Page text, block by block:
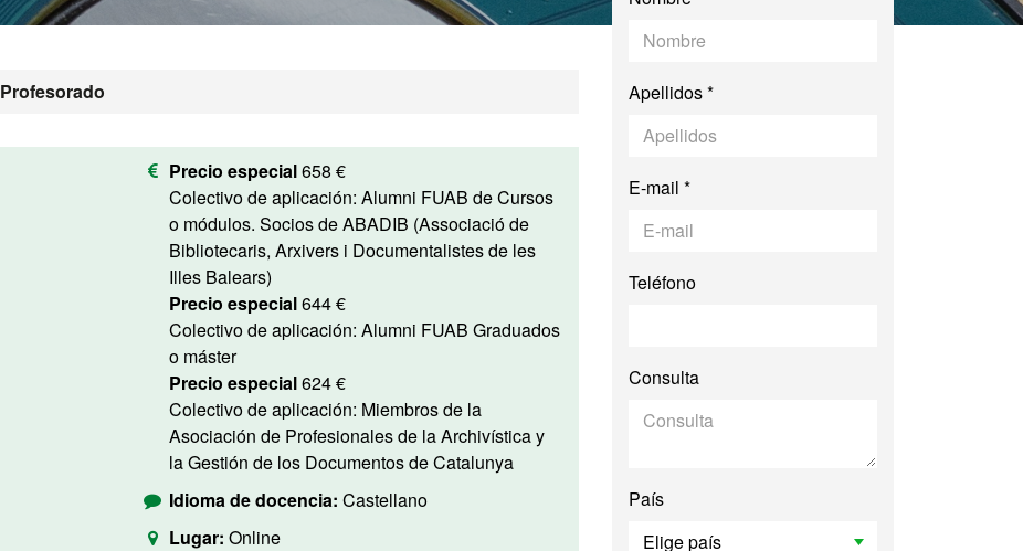
Profesorado
Precio especial658 €
Colectivo de aplicación: Alumni FUAB de Cursos
o módulos. Socios de ABADIB (Associació de
Bibliotecaris, Arxivers i Documentalistes de les
Illes Balears)
Precio especial644 €
Colectivo de aplicación: Alumni FUAB Graduados
o máster
Precio especial624 €
Colectivo de aplicación: Miembros de la
Asociación de Profesionales de la Archivística y
la Gestión de los Documentos de Catalunya
Idioma de docencia: Castellano
Lugar: Online
Apellidos *
E-mail *
Teléfono
Consulta
País